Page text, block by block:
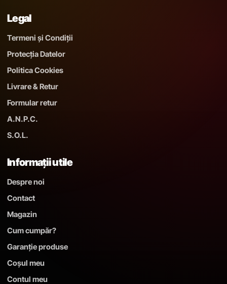
Legal
Termeni și Condiții
Protecția Datelor
Politica Cookies
Livrare & Retur
Formular retur
A.N.P.C.
S.O.L.
Informații utile
Despre noi
Contact
Magazin
Cum cumpăr?
Garanție produse
Coșul meu
Contul meu